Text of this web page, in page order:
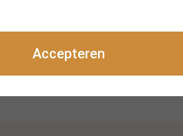
Accepteren